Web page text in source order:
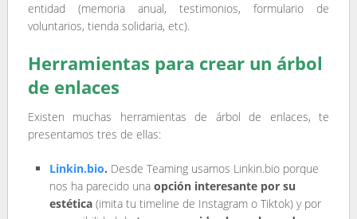
entidad (memoria anual, testimonios, formulario de
voluntarios, tienda solidaria, etc).
Herramientas para crear un árbol
de enlaces
Existen muchas herramientas de árbol de enlaces, te
presentamos tres de ellas:
Linkin.bio. Desde Teaming usamos Linkin.bio porque
nos ha parecido una opción interesante por su
estética(imita tu timeline de Instagram o Tiktok) y por